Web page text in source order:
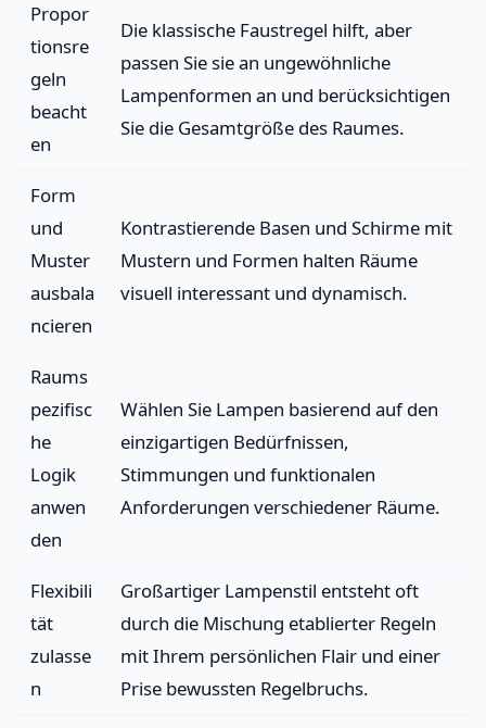
Propor
tionsre
geln
beacht
en
Die klassische Faustregel hilft, aber
passen Sie sie an ungewöhnliche
Lampenformen an und berücksichtigen
Sie die Gesamtgröße des Raumes.
Form
und
Muster
ausbala
ncieren
Kontrastierende Basen und Schirme mit
Mustern und Formen halten Räume
visuell interessant und dynamisch.
Raums
pezifisc
he
Logik
anwen
den
Wählen Sie Lampen basierend auf den
einzigartigen Bedürfnissen,
Stimmungen und funktionalen
Anforderungen verschiedener Räume.
Flexibili
tät
zulasse
n
Großartiger Lampenstil entsteht oft
durch die Mischung etablierter Regeln
mit Ihrem persönlichen Flair und einer
Prise bewussten Regelbruchs.